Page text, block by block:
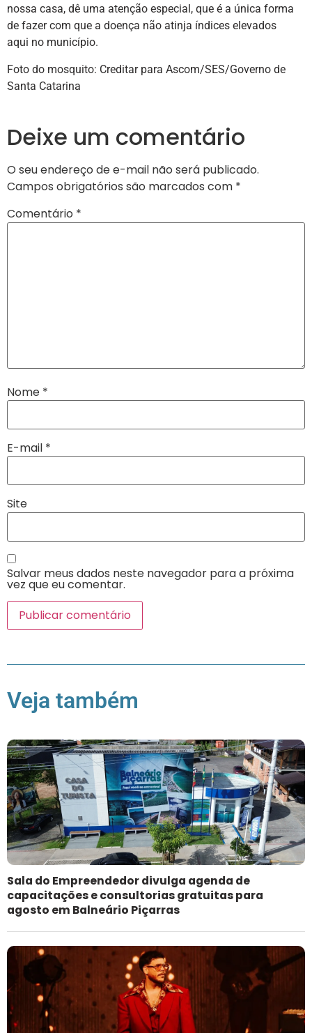
nossa casa, dê uma atenção especial, que é a única forma
de fazer com que a doença não atinja índices elevados
aqui no município.
Foto do mosquito: Creditar para Ascom/SES/Governo de
Santa Catarina
Deixe um comentário
O seu endereço de e-mail não será publicado.
Campos obrigatórios são marcados com *
Comentário *
Nome *
E-mail *
Site
Salvar meus dados neste navegador para a próxima
vez que eu comentar.
Veja também
Sala do Empreendedor divulga agenda de
capacitações e consultorias gratuitas para
agosto em Balneário Piçarras